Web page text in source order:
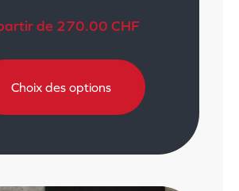
de 270.00 CHF
Choix des options